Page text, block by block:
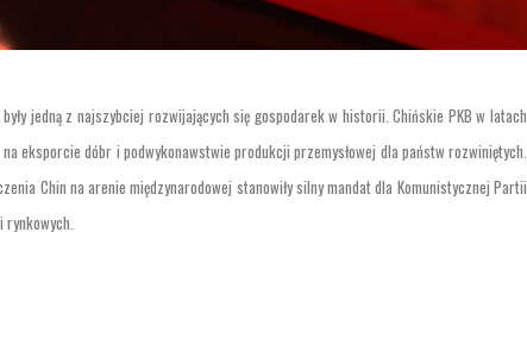
jedną z najszybciej rozwijających się gospodarek w historii. Chińskie PKB w latach
eksporcie dóbr i podwykonawstwie produkcji przemysłowej dla państw rozwiniętych.
Chin na arenie międzynarodowej stanowiły silny mandat dla Komunistycznej Partii
rynkowych.